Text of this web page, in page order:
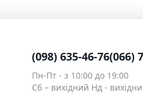
– рослинного
відразу кілька ефектів;
антицелюлітних
(098) 635-46-76(066)
Пн-Пт - з 10:00 до 19:00
Сб – вихідний Нд -